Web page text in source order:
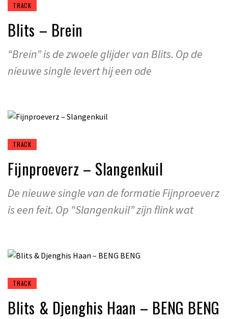
TRACK
Blits – Brein
“Brein” is de zwoele glijder van Blits. Op de
nieuwe single levert hij een ode
TRACK
Fijnproeverz – Slangenkuil
De nieuwe single van de formatie Fijnproeverz
is een feit. Op “Slangenkuil” zijn flink wat
TRACK
Blits & Djenghis Haan – BENG BENG